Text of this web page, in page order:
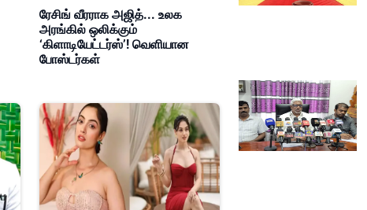
ரேசிங் வீரராக அஜித்... உலக
அரங்கில் ஒலிக்கும்
‘கிளாடியேட்டர்ஸ்’! வெளியான
போஸ்டர்கள்